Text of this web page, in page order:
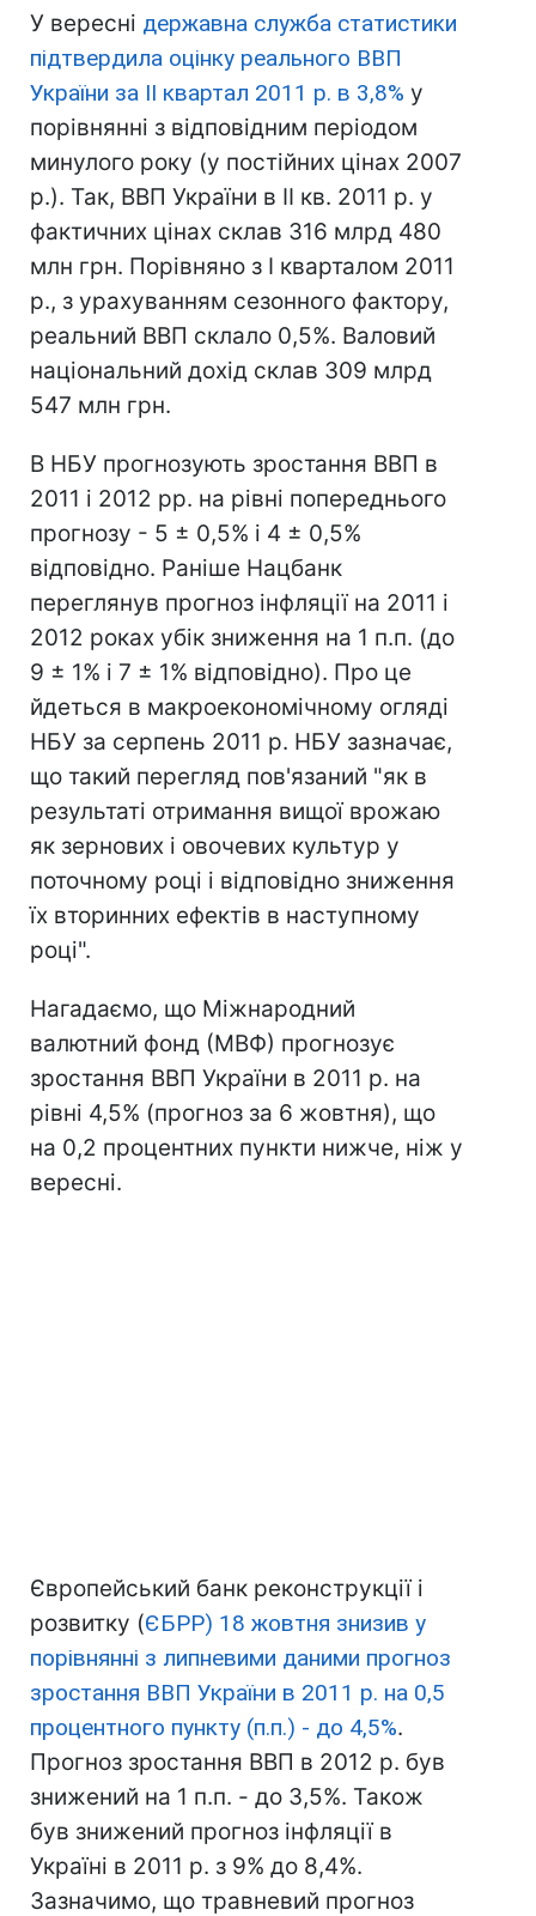
У вересні державна служба статистики
підтвердила оцінку реального ВВП
України за II квартал 2011 р. в 3,8% у
порівнянні з відповідним періодом
минулого року (у постійних цінах 2007
р.). Так, ВВП України в ІІ кв. 2011 р. у
фактичних цінах склав 316 млрд 480
млн грн. Порівняно з I кварталом 2011
р., з урахуванням сезонного фактору,
реальний ВВП склало 0,5%. Валовий
національний дохід склав 309 млрд
547 млн грн.
В НБУ прогнозують зростання ВВП в
2011 і 2012 рр. на рівні попереднього
прогнозу - 5 ± 0,5% і 4 ± 0,5%
відповідно. Раніше Нацбанк
переглянув прогноз інфляції на 2011 і
2012 роках убік зниження на 1 п.п. (до
9 ± 1% і 7 ± 1% відповідно). Про це
йдеться в макроекономічному огляді
НБУ за серпень 2011 р. НБУ зазначає,
що такий перегляд пов'язаний "як в
результаті отримання вищої врожаю
як зернових і овочевих культур у
поточному році і відповідно зниження
їх вторинних ефектів в наступному
році".
Нагадаємо, що Міжнародний
валютний фонд (МВФ) прогнозує
зростання ВВП України в 2011 р. на
рівні 4,5% (прогноз за 6 жовтня), що
на 0,2 процентних пункти нижче, ніж у
вересні.
Європейський банк реконструкції і
розвитку (ЄБРР) 18 жовтня знизив у
порівнянні з липневими даними прогноз
зростання ВВП України в 2011 р. на 0,5
процентного пункту (п.п.) - до 4,5%.
Прогноз зростання ВВП в 2012 р. був
знижений на 1 п.п. - до 3,5%. Також
був знижений прогноз інфляції в
Україні в 2011 р. з 9% до 8,4%.
Зазначимо, що травневий прогноз